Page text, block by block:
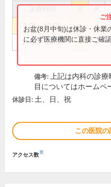
9:00～12:00 ● ●
14:30～16:30 ● ●
お盆(8月中旬)は休診・休業
に必ず医療機関に直接ご確
備考:
上記は内科の診
目についてはホームペ
休診日: 土、日、祝
この医院の
アクセス数※